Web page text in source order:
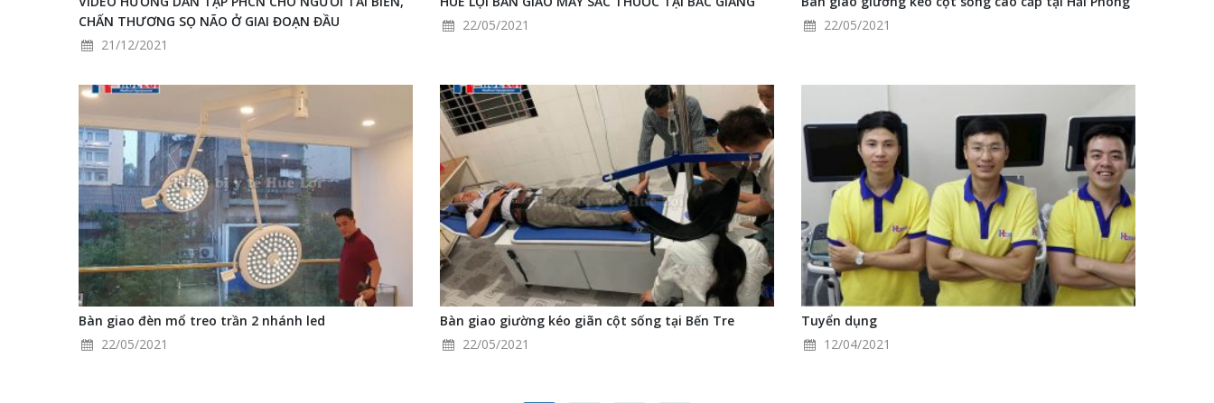
CHẤN THƯƠNG SỌ NÃO Ở GIAI ĐOẠN ĐẦU
21/12/2021
22/05/2021
22/05/2021
Bàn giao đèn mổ treo trần 2 nhánh led
22/05/2021
Bàn giao giường kéo giãn cột sống tại Bến Tre
22/05/2021
Tuyển dụng
12/04/2021